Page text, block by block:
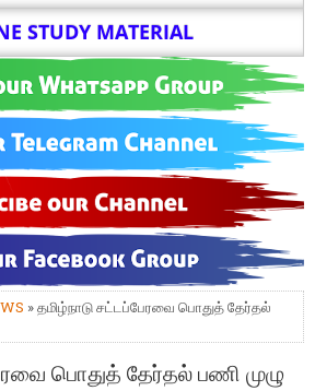
STUDY MATERIAL
» தமிழ்நாடு சட்டப்பேரவை பொதுத் தேர்தல்
பொதுத் தேர்தல் பணி முழு